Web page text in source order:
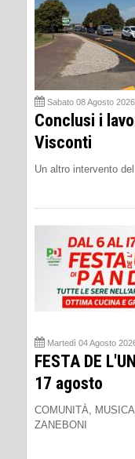
Sabato 08 Agosto 2026
Conclusi i
Visconti
Un altro intervento
Martedì 04 Agosto
FESTA DE
17 agosto
COMUNITÀ,
ZANEBONI